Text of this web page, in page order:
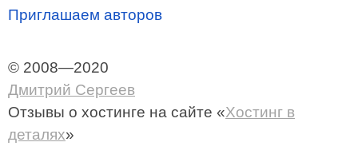
Приглашаем авторов
© 2008—2020
Дмитрий Сергеев
Отзывы о хостинге на сайте «Хостинг в
деталях»